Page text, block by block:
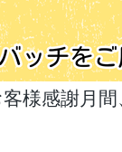
様感謝月